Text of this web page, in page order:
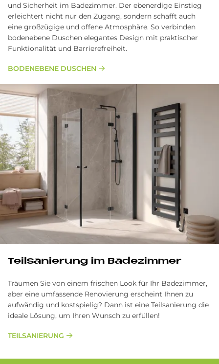
und Sicherheit im Badezimmer. Der ebenerdige Einstieg
erleichtert nicht nur den Zugang, sondern schafft auch
eine großzügige und offene Atmosphäre. So verbinden
bodenebene Duschen elegantes Design mit praktischer
Funktionalität und Barrierefreiheit.
BODENEBENE DUSCHEN
Teilsanierung im Badezimmer
Träumen Sie von einem frischen Look für Ihr Badezimmer,
aber eine umfassende Renovierung erscheint Ihnen zu
aufwändig und kostspielig? Dann ist eine Teilsanierung die
ideale Lösung, um Ihren Wunsch zu erfüllen!
TEILSANIERUNG